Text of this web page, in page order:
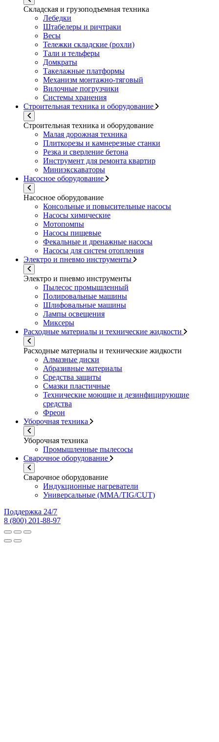
Складская и грузоподъемная техника
Лебедки
Штабелеры и ричтраки
Весы
Тележки складские (рохли)
Тали и тельферы
Домкраты
Такелажные платформы
Механизм монтажно-тяговый
Вилочные погрузчики
Системы хранения
Строительная техника и оборудование
Строительная техника и оборудование
Малая дорожная техника
Плиткорезы и камнерезные станки
Резка и сверление бетона
Инструмент для ремонта квартир
Миниэкскаваторы
Насосное оборудование
Насосное оборудование
Консольные и повысительные насосы
Насосы химические
Мотопомпы
Насосы пищевые
Фекальные и дренажные насосы
Насосы для систем отопления
Электро и пневмо инструменты
Электро и пневмо инструменты
Пылесос промышленный
Полировальные машины
Шлифовальные машины
Лампы освещения
Миксеры
Расходные материалы и технические жидкости
Расходные материалы и технические жидкости
Алмазные диски
Абразивные материалы
Средства защиты
Смазки пластичные
Технические моющие и дезинфицирующие
средства
Фреон
Уборочная техника
Уборочная техника
Промышленные пылесосы
Сварочное оборудование
Сварочное оборудование
Индукционные нагреватели
Универсальные (MMA/TIG/CUT)
Поддержка 24/7
8 (800) 201-88-97